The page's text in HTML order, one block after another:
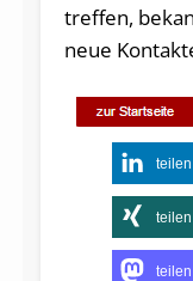
treffen,
neue
teilen
teilen
teilen